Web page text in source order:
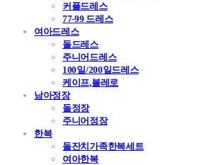
커플드레스
77-99 드레스
여아드레스
돌드레스
주니어드레스
100일/200일드레스
케이프,볼레로
남아정장
돌정장
주니어정장
한복
돌잔치가족한복세트
여아한복